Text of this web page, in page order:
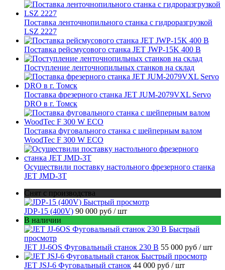
Поставка ленточнопильного станка c гидроразгрузкой
LSZ 2227
Поставка рейсмусового станка JET JWP-15K 400 В
Поступление ленточнопильных станков на склад
Поставка фрезерного станка JET JUM-2079VXL Servo
DRO в г. Томск
Поставка фуговального станка с шейперным валом
WoodTec F 300 W ECO
Осуществили поставку настольного фрезерного станка
JET JMD-3T
Снят с производства
Быстрый просмотр
JDP-15 (400V) 90 000 руб / шт
В наличии
Быстрый
просмотр
JET JJ-6OS Фуговальный станок 230 В 55 000 руб / шт
Быстрый просмотр
JET JSJ-6 Фуговальный станок 44 000 руб / шт